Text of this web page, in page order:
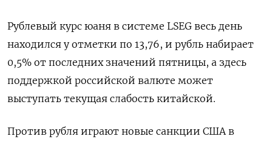
Рублевый курс юаня в системе LSEG весь день
находился у отметки по 13,76, и рубль набирает
0,5% от последних значений пятницы, а здесь
поддержкой российской валюте может
выступать текущая слабость китайской.
Против рубля играют новые санкции США в